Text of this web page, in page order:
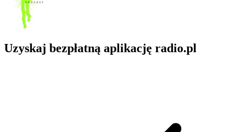
Uzyskaj bezpłatną aplikację radio.pl